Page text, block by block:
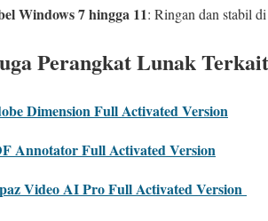
Windows 7 hingga 11: Ringan dan stabil
Perangkat Lunak
Dimension Full Activated Version
Annotator Full Activated Version
Video AI Pro Full Activated Version